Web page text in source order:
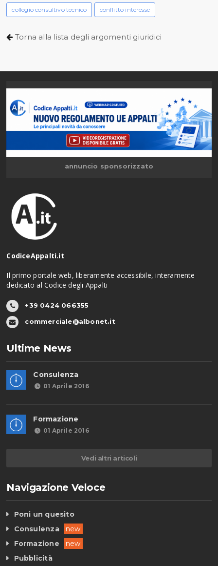
collegio consultivo tecnico conflitto interesse
Torna alla lista degli argomenti giuridici
annuncio sponsorizzato
CodiceAppalti.it
Il primo portale web, liberamente accessibile, interamente
dedicato al Codice degli Appalti
+39 0424 066355
commerciale@albonet.it
Ultime News
Consulenza
01 Aprile 2016
Formazione
01 Aprile 2016
Vedi altri articoli
Navigazione Veloce
Poni un quesito
Consulenza
new
Formazione
new
Pubblicità